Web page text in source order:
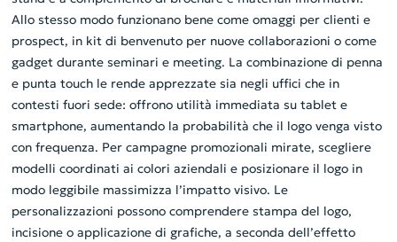
Allo stesso modo funzionano bene come omaggi per clienti e
prospect, in kit di benvenuto per nuove collaborazioni o come
gadget durante seminari e meeting. La combinazione di penna
e punta touch le rende apprezzate sia negli uffici che in
contesti fuori sede: offrono utilità immediata su tablet e
smartphone, aumentando la probabilità che il logo venga visto
con frequenza. Per campagne promozionali mirate, scegliere
modelli coordinati ai colori aziendali e posizionare il logo in
modo leggibile massimizza l’impatto visivo. Le
personalizzazioni possono comprendere stampa del logo,
incisione o applicazione di grafiche, a seconda dell’effetto